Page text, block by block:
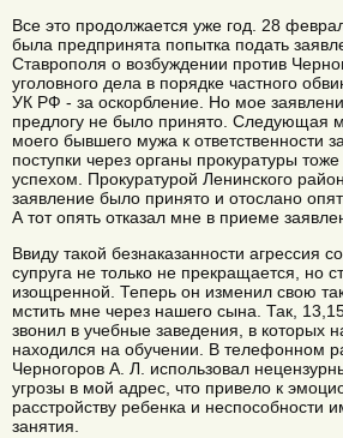
Все это продолжается уже год. 28
была предпринята попытка подать
Ставрополя о возбуждении против
уголовного дела в порядке частного
УК РФ - за оскорбление. Но мое
предлогу не было принято. Следующая
моего бывшего мужа к ответственности
поступки через органы прокуратуры
успехом. Прокуратурой Ленинского
заявление было принято и отослано
А тот опять отказал мне в приеме
Ввиду такой безнаказанности агрессия
супруга не только не прекращается, но
изощренной. Теперь он изменил свою
мстить мне через нашего сына. Так,
звонил в учебные заведения, в которых
находился на обучении. В телефонном
Черногоров А. Л. использовал
угрозы в мой адрес, что привело к
расстройству ребенка и неспособности
занятия.